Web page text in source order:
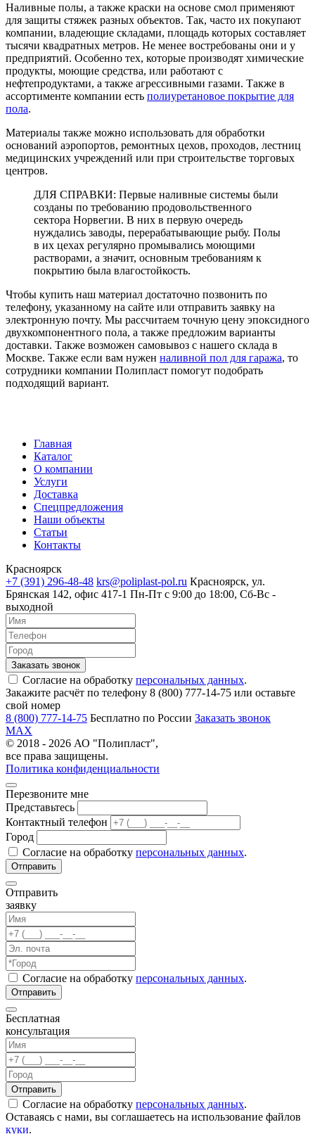
Наливные полы, а также краски на основе смол применяют
для защиты стяжек разных объектов. Так, часто их покупают
компании, владеющие складами, площадь которых составляет
тысячи квадратных метров. Не менее востребованы они и у
предприятий. Особенно тех, которые производят химические
продукты, моющие средства, или работают с
нефтепродуктами, а также агрессивными газами. Также в
ассортименте компании есть полиуретановое покрытие для
пола.
Материалы также можно использовать для обработки
оснований аэропортов, ремонтных цехов, проходов, лестниц
медицинских учреждений или при строительстве торговых
центров.
ДЛЯ СПРАВКИ: Первые наливные системы были
созданы по требованию продовольственного
сектора Норвегии. В них в первую очередь
нуждались заводы, перерабатывающие рыбу. Полы
в их цехах регулярно промывались моющими
растворами, а значит, основным требованиям к
покрытию была влагостойкость.
Чтобы купить наш материал достаточно позвонить по
телефону, указанному на сайте или отправить заявку на
электронную почту. Мы рассчитаем точную цену эпоксидного
двухкомпонентного пола, а также предложим варианты
доставки. Также возможен самовывоз с нашего склада в
Москве. Также если вам нужен наливной пол для гаража, то
сотрудники компании Полипласт помогут подобрать
подходящий вариант.
Главная
Каталог
О компании
Услуги
Доставка
Спецпредложения
Наши объекты
Статьи
Контакты
Красноярск
+7 (391) 296-48-48 krs@poliplast-pol.ru Красноярск, ул.
Брянская 142, офис 417-1 Пн-Пт c 9:00 до 18:00, Сб-Вс -
выходной
Согласие на обработку персональных данных.
Закажите расчёт по телефону 8 (800) 777-14-75 или оставьте
свой номер
8 (800) 777-14-75 Бесплатно по России Заказать звонок
MAX
© 2018 - 2026 АО "Полипласт",
все права защищены.
Политика конфиденциальности
Перезвоните мне
Представьтесь
Контактный телефон
Город
Согласие на обработку персональных данных.
Отправить
заявку
Согласие на обработку персональных данных.
Бесплатная
консультация
Согласие на обработку персональных данных.
Оставаясь с нами, вы соглашаетесь на использование файлов
куки.